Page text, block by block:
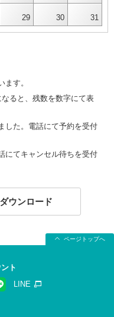
29 30 31
ます。
ると、残数を数字にて表
した。電話にて予約を受付
にてキャンセル待ちを受付
ウンロード
ページトップへ
ト
LINE